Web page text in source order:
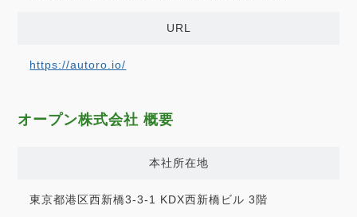
URL
https://autoro.io/
オープン株式会社 概要
本社所在地
東京都港区西新橋3-3-1 KDX西新橋ビル 3階